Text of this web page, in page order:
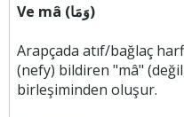
Ve mâ (وَمَا)
Arapçada atıf/bağlaç
(nefy) bildiren "mâ"
birleşiminden oluşur.